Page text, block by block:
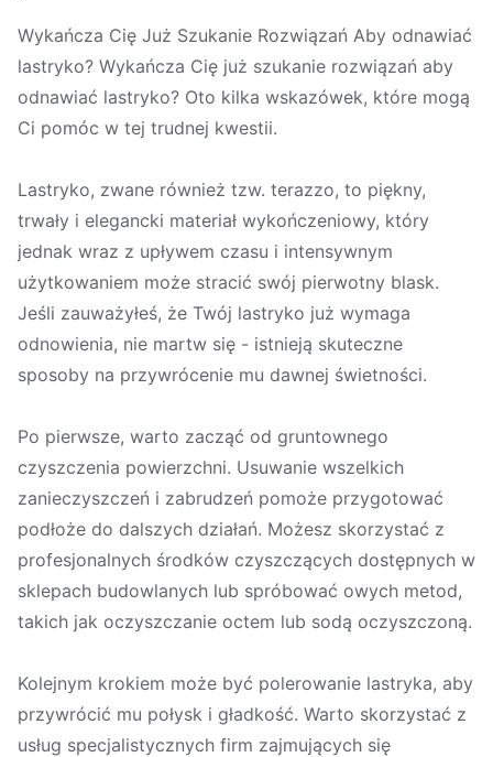
Wykańcza Cię Już Szukanie Rozwiązań Aby odnawiać
lastryko? Wykańcza Cię już szukanie rozwiązań aby
odnawiać lastryko? Oto kilka wskazówek, które mogą
Ci pomóc w tej trudnej kwestii.
Lastryko, zwane również tzw. terazzo, to piękny,
trwały i elegancki materiał wykończeniowy, który
jednak wraz z upływem czasu i intensywnym
użytkowaniem może stracić swój pierwotny blask.
Jeśli zauważyłeś, że Twój lastryko już wymaga
odnowienia, nie martw się - istnieją skuteczne
sposoby na przywrócenie mu dawnej świetności.
Po pierwsze, warto zacząć od gruntownego
czyszczenia powierzchni. Usuwanie wszelkich
zanieczyszczeń i zabrudzeń pomoże przygotować
podłoże do dalszych działań. Możesz skorzystać z
profesjonalnych środków czyszczących dostępnych w
sklepach budowlanych lub spróbować owych metod,
takich jak oczyszczanie octem lub sodą oczyszczoną.
Kolejnym krokiem może być polerowanie lastryka, aby
przywrócić mu połysk i gładkość. Warto skorzystać z
usług specjalistycznych firm zajmujących się